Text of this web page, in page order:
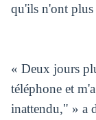
qu'ils n'ont plus
« Deux jours
téléphone et
inattendu," » a